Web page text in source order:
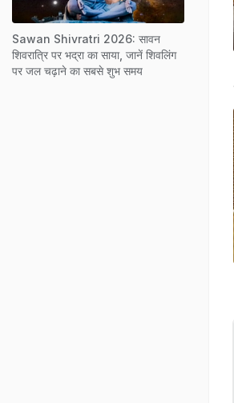
Sawan Shivratri 2026: सावन
शिवरात्रि पर भद्रा का साया, जानें शिवलिंग
पर जल चढ़ाने का सबसे शुभ समय